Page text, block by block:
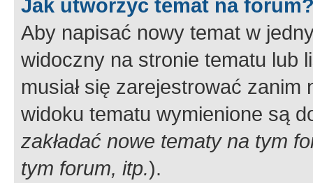
Jak utworzyć temat na
Aby napisać nowy temat w
widoczny na stronie tematu lub
musiał się zarejestrować
widoku tematu wymienione są
zakładać nowe tematy na tym
tym forum, itp.).